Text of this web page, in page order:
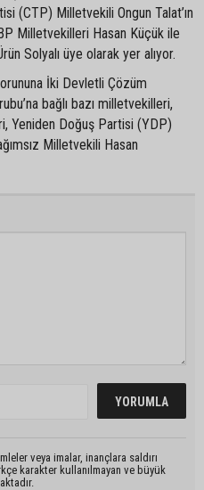
(CTP) Milletvekili Ongun Talat’ın
Milletvekilleri Hasan Küçük ile
Solyalı üye olarak yer alıyor.
İki Devletli Çözüm
bağlı bazı milletvekilleri,
Yeniden Doğuş Partisi (YDP)
Milletvekili Hasan
veya imalar, inançlara saldırı
karakter kullanılmayan ve büyük